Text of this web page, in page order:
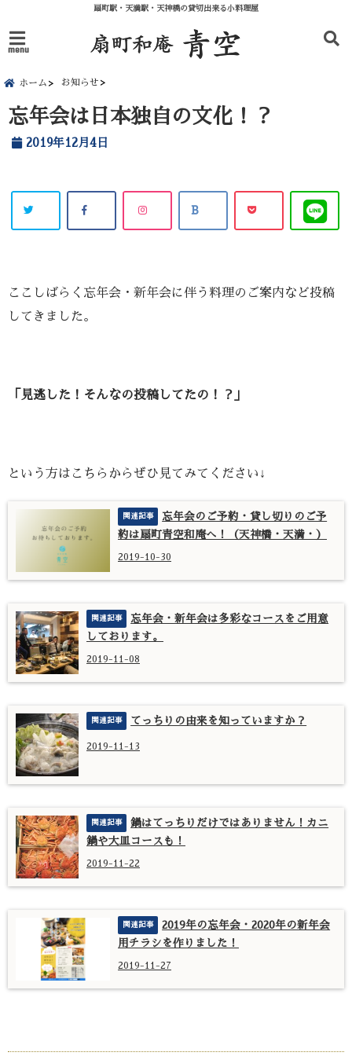
扇町駅・天満駅・天神橋の貸切出来る小料理屋
menu
ホーム お知らせ
忘年会は日本独自の文化！？
2019年12月4日
ここしばらく忘年会・新年会に伴う料理のご案内など投稿
してきました。
「見逃した！そんなの投稿してたの！？」
という方はこちらからぜひ見てみてください↓
忘年会のご予約・貸し切りのご予
約は扇町青空和庵へ！（天神橋・天満・）
2019-10-30
忘年会・新年会は多彩なコースをご用意
しております。
2019-11-08
てっちりの由来を知っていますか？
2019-11-13
鍋はてっちりだけではありません！カニ
鍋や大皿コースも！
2019-11-22
2019年の忘年会・2020年の新年会
用チラシを作りました！
2019-11-27